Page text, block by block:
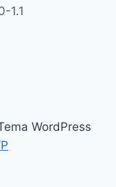
1.1
WordPress